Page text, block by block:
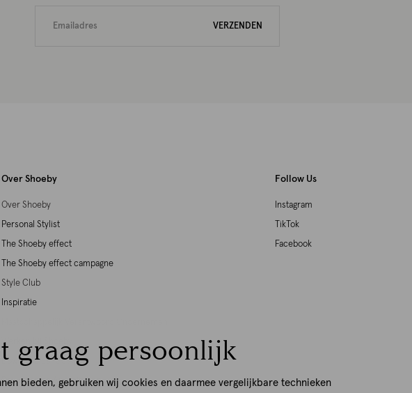
graag persoonlijk
bieden, gebruiken wij cookies en daarmee vergelijkbare technieken
VERZENDEN
Over Shoeby
Over Shoeby
Personal Stylist
The Shoeby effect
The Shoeby effect campagne
Style Club
Inspiratie
Werken bij Shoeby
Download de iOS App
Download de Android App
Follow Us
Instagram
TikTok
Facebook